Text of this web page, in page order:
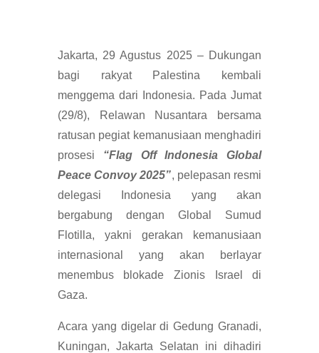
Jakarta, 29 Agustus 2025 – Dukungan
bagi rakyat Palestina kembali
menggema dari Indonesia. Pada Jumat
(29/8), Relawan Nusantara bersama
ratusan pegiat kemanusiaan menghadiri
prosesi “Flag Off Indonesia Global
Peace Convoy 2025”, pelepasan resmi
delegasi Indonesia yang akan
bergabung dengan Global Sumud
Flotilla, yakni gerakan kemanusiaan
internasional yang akan berlayar
menembus blokade Zionis Israel di
Gaza.
Acara yang digelar di Gedung Granadi,
Kuningan, Jakarta Selatan ini dihadiri